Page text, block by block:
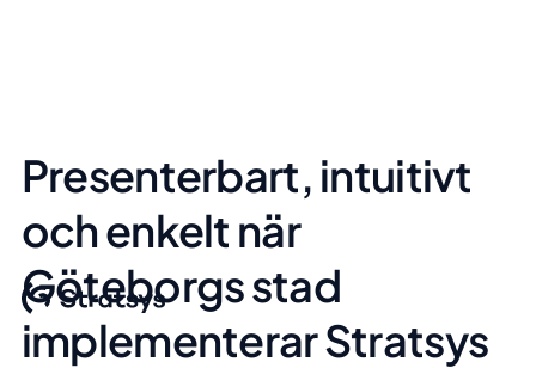
Presenterbart, intuitivt
och enkelt när
Göteborgs stad
implementerar Stratsys